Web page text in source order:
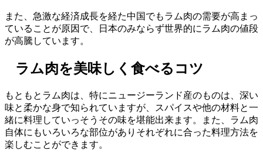
また、急激な経済成長を経た中国でもラム肉の需要が高まっ
ていることが原因で、日本のみならず世界的にラム肉の値段
が高騰しています。
ラム肉を美味しく食べるコツ
もともとラム肉は、特にニュージーランド産のものは、深い
味と柔かな身で知られていますが、スパイスや他の材料と一
緒に料理していっそうその味を堪能出来ます。また、ラム肉
自体にもいろいろな部位がありそれぞれに合った料理方法を
楽しむことができます。